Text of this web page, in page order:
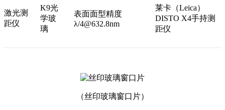
激光测
距仪
K9光
学玻
璃
表面面型精度
λ/4@632.8nm
莱卡（Leica）
DISTO X4手持测
距仪
（丝印玻璃窗口片）